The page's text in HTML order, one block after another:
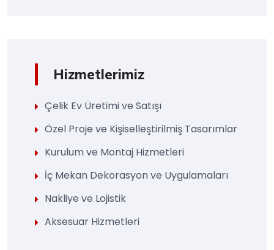
Hizmetlerimiz
Çelik Ev Üretimi ve Satışı
Özel Proje ve Kişiselleştirilmiş Tasarımlar
Kurulum ve Montaj Hizmetleri
İç Mekan Dekorasyon ve Uygulamaları
Nakliye ve Lojistik
Aksesuar Hizmetleri